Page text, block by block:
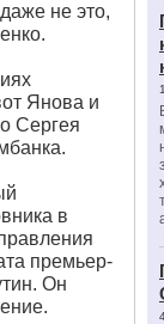
не это,
Янова и
Сергея
в
премьер-
Он